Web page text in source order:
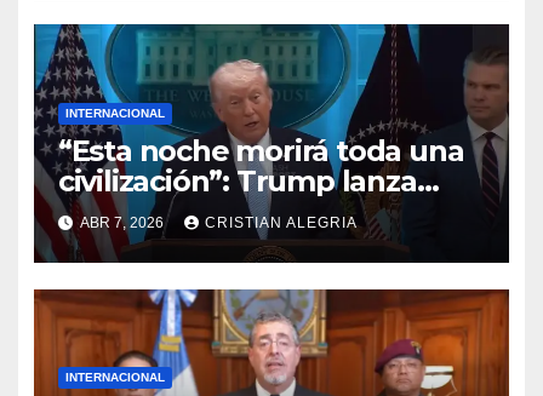
INTERNACIONAL
“Esta noche morirá toda una
civilización”: Trump lanza
mensaje sobre Irán
ABR 7, 2026 CRISTIAN ALEGRIA
INTERNACIONAL